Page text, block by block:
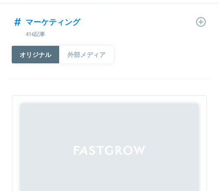
マーケティング
416記事
オリジナル 外部メディア